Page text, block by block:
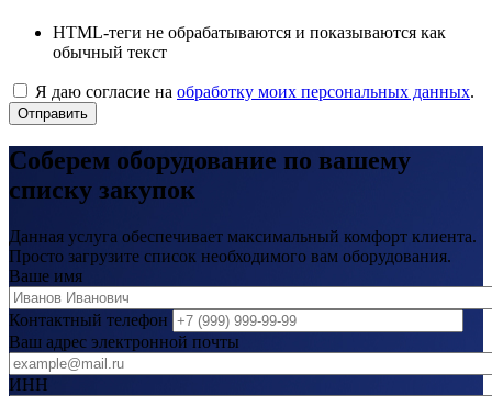
HTML-теги не обрабатываются и показываются как
обычный текст
Я даю согласие на обработку моих персональных данных.
Отправить
Соберем оборудование по вашему
списку закупок
Данная услуга обеспечивает максимальный комфорт клиента.
Просто загрузите список необходимого вам оборудования.
Ваше имя
Контактный телефон
Ваш адрес электронной почты
ИНН